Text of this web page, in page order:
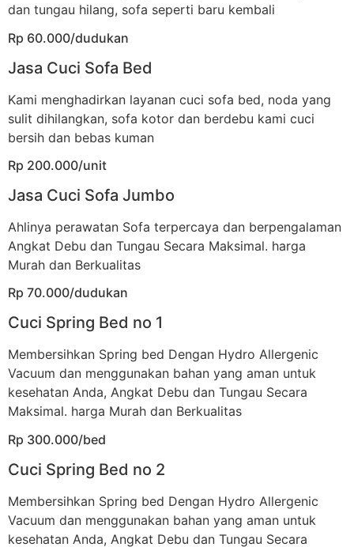
dan tungau hilang, sofa seperti baru kembali
Rp 60.000/dudukan
Jasa Cuci Sofa Bed
Kami menghadirkan layanan cuci sofa bed, noda yang
sulit dihilangkan, sofa kotor dan berdebu kami cuci
bersih dan bebas kuman
Rp 200.000/unit
Jasa Cuci Sofa Jumbo
Ahlinya perawatan Sofa terpercaya dan berpengalaman
Angkat Debu dan Tungau Secara Maksimal. harga
Murah dan Berkualitas
Rp 70.000/dudukan
Cuci Spring Bed no 1
Membersihkan Spring bed Dengan Hydro Allergenic
Vacuum dan menggunakan bahan yang aman untuk
kesehatan Anda, Angkat Debu dan Tungau Secara
Maksimal. harga Murah dan Berkualitas
Rp 300.000/bed
Cuci Spring Bed no 2
Membersihkan Spring bed Dengan Hydro Allergenic
Vacuum dan menggunakan bahan yang aman untuk
kesehatan Anda, Angkat Debu dan Tungau Secara